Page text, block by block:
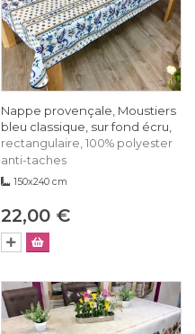
Nappe provençale, Moustiers
bleu classique, sur fond écru,
rectangulaire, 100% polyester
anti-taches
150x240 cm
22,00 €